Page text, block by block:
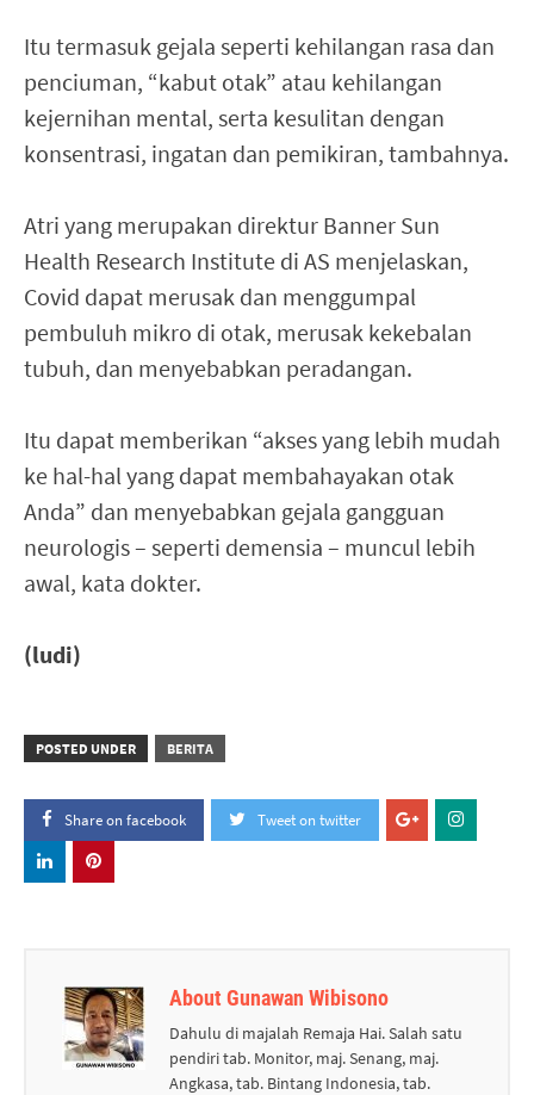
Itu termasuk gejala seperti kehilangan rasa dan
penciuman, “kabut otak” atau kehilangan
kejernihan mental, serta kesulitan dengan
konsentrasi, ingatan dan pemikiran, tambahnya.
Atri yang merupakan direktur Banner Sun
Health Research Institute di AS menjelaskan,
Covid dapat merusak dan menggumpal
pembuluh mikro di otak, merusak kekebalan
tubuh, dan menyebabkan peradangan.
Itu dapat memberikan “akses yang lebih mudah
ke hal-hal yang dapat membahayakan otak
Anda” dan menyebabkan gejala gangguan
neurologis – seperti demensia – muncul lebih
awal, kata dokter.
(ludi)
POSTED UNDER BERITA
Share on facebook Tweet on twitter
About Gunawan Wibisono
Dahulu di majalah Remaja Hai. Salah satu
pendiri tab. Monitor, maj. Senang, maj.
Angkasa, tab. Bintang Indonesia, tab.